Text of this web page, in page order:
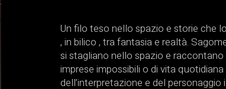
Un filo teso nello spazio e storie che
, in bilico , tra fantasia e realtà.
si stagliano nello spazio e raccontano
imprese impossibili o di vita
dell’interpretazione e del personaggio